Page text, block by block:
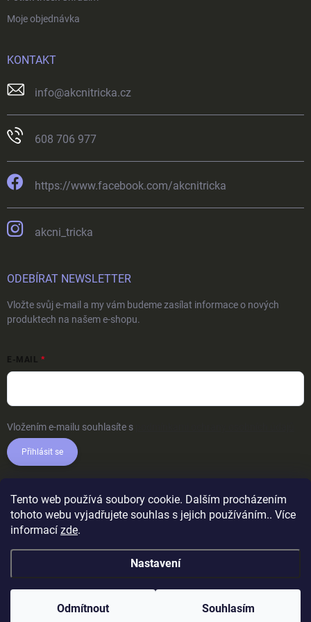
Tento web používá soubory cookie. Dalším procházením
tohoto webu vyjadřujete souhlas s jejich používáním.. Více
informací zde.
Nastavení
Odmítnout Souhlasím
Moje objednávka
KONTAKT
info@akcnitricka.cz
608 706 977
https://www.facebook.com/akcnitricka
akcni_tricka
ODEBÍRAT NEWSLETTER
Vložte svůj e-mail a my vám budeme zasílat informace o nových
produktech na našem e-shopu.
E-MAIL
Vložením e-mailu souhlasíte s
Přihlásit se